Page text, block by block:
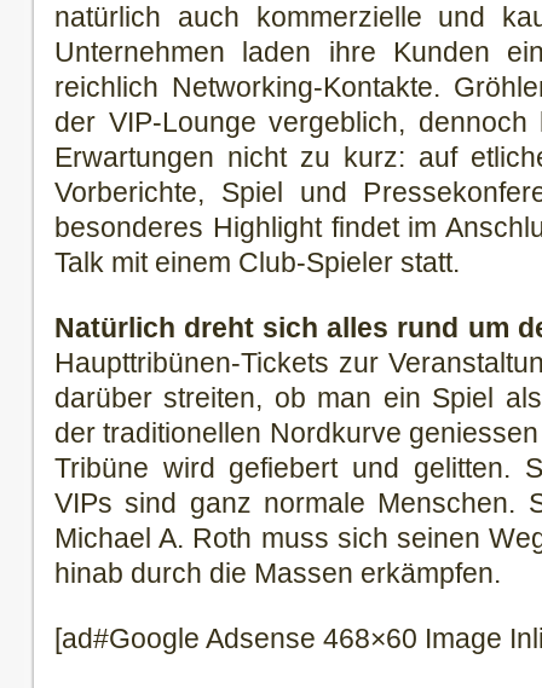
natürlich auch kommerzielle und
Unternehmen laden ihre Kunden
reichlich Networking-Kontakte.
der VIP-Lounge vergeblich,
Erwartungen nicht zu kurz: auf
Vorberichte, Spiel und
besonderes Highlight findet im
Talk mit einem Club-Spieler statt.
Natürlich dreht sich alles rund um
Haupttribünen-Tickets zur
darüber streiten, ob man ein Spiel
der traditionellen Nordkurve
Tribüne wird gefiebert und gelitten.
VIPs sind ganz normale Menschen.
Michael A. Roth muss sich seinen
hinab durch die Massen erkämpfen.
[ad#Google Adsense 468×60 Image